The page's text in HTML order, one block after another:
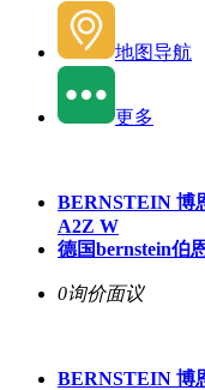
地图导航
更多
BERNSTEIN 博
A2Z W
德国bernstein伯
0询价面议
BERNSTEIN 博